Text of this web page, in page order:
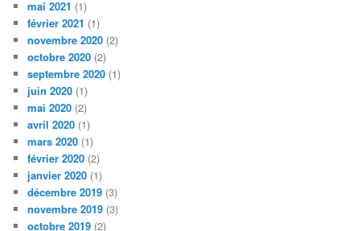
mai 2021 (1)
février 2021 (1)
novembre 2020 (2)
octobre 2020 (2)
septembre 2020 (1)
juin 2020 (1)
mai 2020 (2)
avril 2020 (1)
mars 2020 (1)
février 2020 (2)
janvier 2020 (1)
décembre 2019 (3)
novembre 2019 (3)
octobre 2019 (2)